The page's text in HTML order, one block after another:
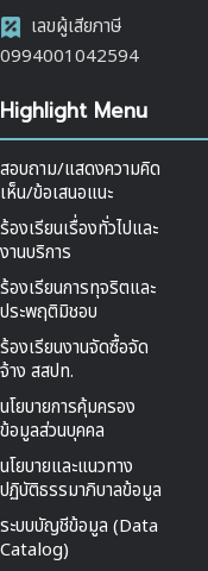
เลขผู้เสียภาษี
0994001042594
Highlight Menu
สอบถาม/แสดงความคิด
เห็น/ข้อเสนอแนะ
ร้องเรียนเรื่องทั่วไปและ
งานบริการ
ร้องเรียนการทุจริตและ
ประพฤติมิชอบ
ร้องเรียนงานจัดซื้อจัด
จ้าง สสปท.
นโยบายการคุ้มครอง
ข้อมูลส่วนบุคคล
นโยบายและแนวทาง
ปฏิบัติธรรมาภิบาลข้อมูล
ระบบบัญชีข้อมูล (Data
Catalog)